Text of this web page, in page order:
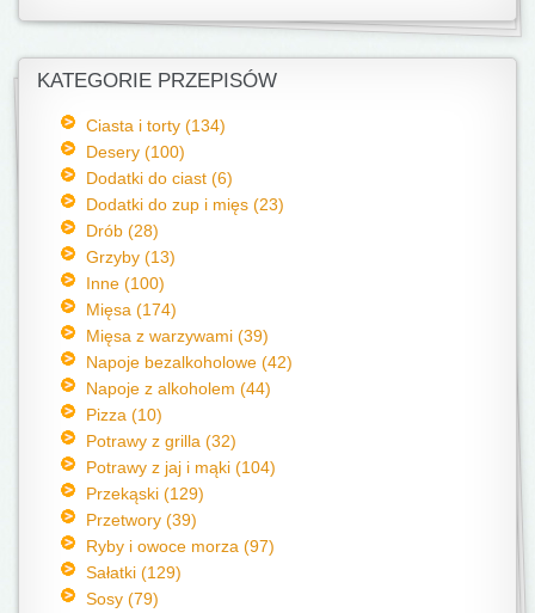
KATEGORIE PRZEPISÓW
Ciasta i torty (134)
Desery (100)
Dodatki do ciast (6)
Dodatki do zup i mięs (23)
Drób (28)
Grzyby (13)
Inne (100)
Mięsa (174)
Mięsa z warzywami (39)
Napoje bezalkoholowe (42)
Napoje z alkoholem (44)
Pizza (10)
Potrawy z grilla (32)
Potrawy z jaj i mąki (104)
Przekąski (129)
Przetwory (39)
Ryby i owoce morza (97)
Sałatki (129)
Sosy (79)